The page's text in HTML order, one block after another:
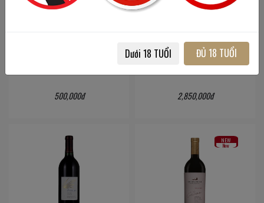
500,000đ
Angel
750 ml /14.5%
2,850,000đ
NEW
New
Dưới 18 TUỔI ĐỦ 18 TUỔI